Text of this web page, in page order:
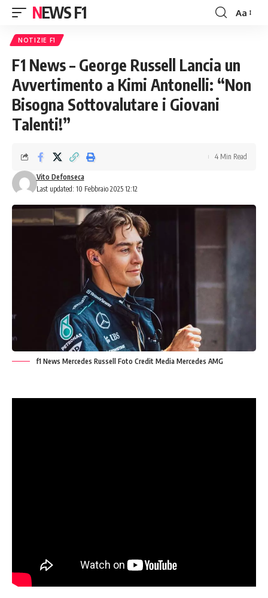
NEWS F1
Font
Aa
NOTIZIE F1
F1 News – George Russell Lancia un
Avvertimento a Kimi Antonelli: “Non
Bisogna Sottovalutare i Giovani
Talenti!”
Last updated: 10 Febbraio 2025 12:12
Vito Defonseca
4 Min Read
f1 News Mercedes Russell Foto Credit Media Mercedes AMG